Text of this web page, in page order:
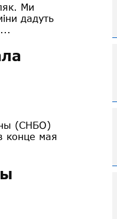
Ми
дадуть
(СНБО)
конце мая